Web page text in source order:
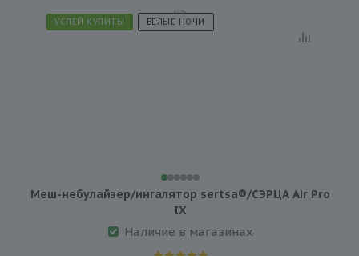
УСПЕЙ КУПИТЬ! БЕЛЫЕ НОЧИ
Меш-небулайзер/ингалятор sertsa®/СЭРЦА Air Pro
IX
Наличие в магазинах